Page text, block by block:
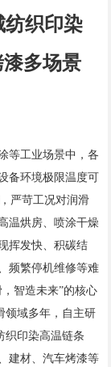
织印染
多场景
等工业场景中，各
备环境极限温度可
严苛工况对润滑
温烘房、喷涂干燥
挥发快、积碳结
频繁停机维修等难
智造未来”的核心
领域多年，自主研
织印染高温链条
建材、汽车烤漆等